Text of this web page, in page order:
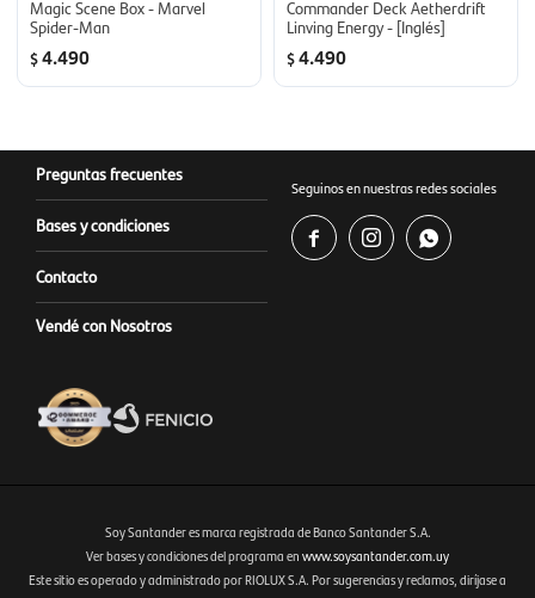
Magic Scene Box - Marvel
Spider-Man
$4.490
Commander Deck Aetherdrift
Linving Energy - [Inglés]
$4.490
Preguntas frecuentes
Bases y condiciones
Contacto
Vendé con Nosotros
Seguinos en nuestras redes sociales
  
Fenicio eCommerce Uruguay
Soy Santander es marca registrada de Banco Santander S.A.
Ver bases y condiciones del programa en www.soysantander.com.uy
Este sitio es operado y administrado por RIOLUX S.A. Por sugerencias y reclamos, diríjase a